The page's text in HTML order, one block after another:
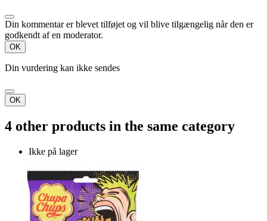
Din kommentar er blevet tilføjet og vil blive tilgængelig når den er
godkendt af en moderator.
OK
Din vurdering kan ikke sendes
OK
4 other products in the same category
Ikke på lager